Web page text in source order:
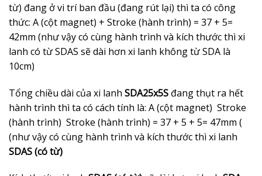
từ) đang ở vi trí ban đầu (đang rút lại) thì ta có công
thức: A (cột magnet) + Stroke (hành trình) = 37 + 5=
42mm (như vậy có cùng hành trình và kích thước thì xi
lanh có từ SDAS sẽ dài hơn xi lanh không từ SDA là
10cm)
Tổng chiều dài của xi lanh SDA25x5S đang thụt ra hết
hành trình thì ta có cách tính là: A (cột magnet) Stroke
(hành trình) Stroke (hành trình) = 37 + 5 + 5= 47mm (
(như vậy có cùng hành trình và kích thước thì xi lanh
SDAS (có từ)